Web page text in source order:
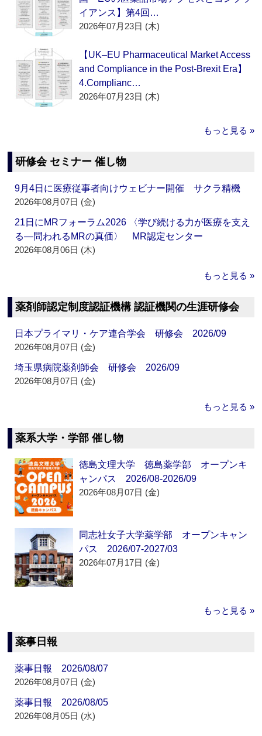
イアンス】第4回…
2026年07月23日 (木)
【UK–EU Pharmaceutical Market Access
and Compliance in the Post-Brexit Era】
4.Complianc…
2026年07月23日 (木)
もっと見る »
研修会 セミナー 催し物
9月4日に医療従事者向けウェビナー開催 サクラ精機
2026年08月07日 (金)
21日にMRフォーラム2026 〈学び続ける力が医療を支え
る―問われるMRの真価〉 MR認定センター
2026年08月06日 (木)
もっと見る »
薬剤師認定制度認証機構 認証機関の生涯研修会
日本プライマリ・ケア連合学会 研修会 2026/09
2026年08月07日 (金)
埼玉県病院薬剤師会 研修会 2026/09
2026年08月07日 (金)
もっと見る »
薬系大学・学部 催し物
徳島文理大学 徳島薬学部 オープンキ
ャンパス 2026/08-2026/09
2026年08月07日 (金)
同志社女子大学薬学部 オープンキャン
パス 2026/07-2027/03
2026年07月17日 (金)
もっと見る »
薬事日報
薬事日報 2026/08/07
2026年08月07日 (金)
薬事日報 2026/08/05
2026年08月05日 (水)